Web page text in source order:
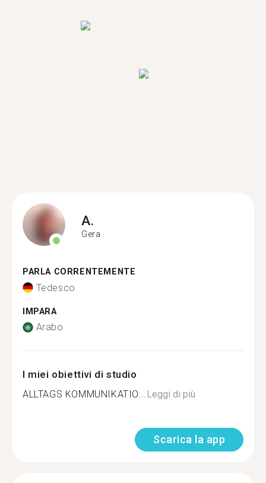
A.
Gera
PARLA CORRENTEMENTE
Tedesco
IMPARA
Arabo
I miei obiettivi di studio
ALLTAGS KOMMUNIKATIO...Leggi di più
Scarica la app